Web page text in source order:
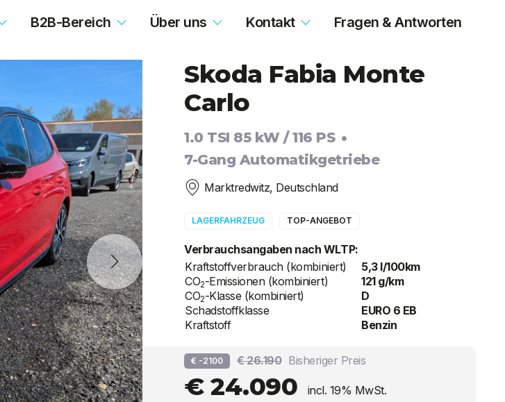
B2B-Bereich Über uns Kontakt Fragen & Antworten
Skoda Fabia Monte
Carlo
1.0 TSI 85 kW / 116 PS
7-Gang Automatikgetriebe
Marktredwitz, Deutschland
LAGERFAHRZEUG TOP-ANGEBOT
Verbrauchsangaben nach WLTP:
Kraftstoffverbrauch (kombiniert)
5,3 l/100km
CO2-Emissionen (kombiniert)
121 g/km
CO2-Klasse (kombiniert)
D
Schadstoffklasse
EURO 6 EB
Kraftstoff
Benzin
€ -2100 € 26.190 Bisheriger Preis
€ 24.090 incl. 19% MwSt.